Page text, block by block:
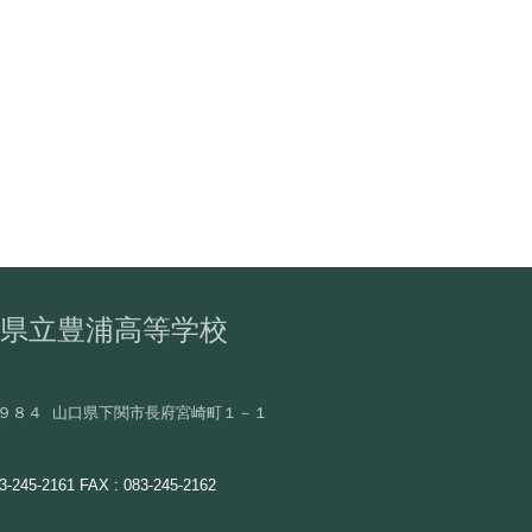
立豊浦高等学校
８４ 山口県下関市長府宮崎町１－１
245-2161 FAX : 083-245-2162